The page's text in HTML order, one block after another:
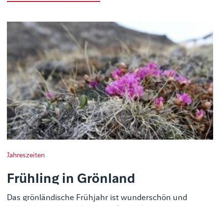
Jahreszeiten
Frühling in Grönland
Das grönländische Frühjahr ist wunderschön und